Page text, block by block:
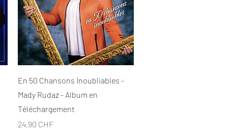
Aperçu rapide
En 50 Chansons Inoubliables -
Mady Rudaz - Album en
Téléchargement
Prix
24,90 CHF